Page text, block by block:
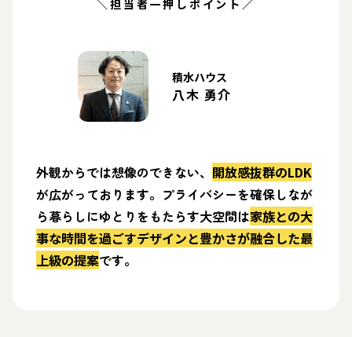
＼担当者一押しポイント／
積水ハウス
八木 勇介
外観からでは想像のできない、 開放感抜群のLDK
が広がっております。プライバシーを確保しなが
ら暮らしにゆとりをもたらす大空間は家族との大
事な時間を過ごすデザインと豊かさが融合した最
上級の提案です。